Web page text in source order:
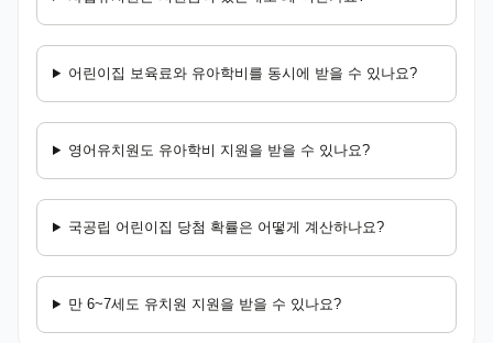
어린이집 보육료와 유아학비를 동시에 받을 수 있나요?
영어유치원도 유아학비 지원을 받을 수 있나요?
국공립 어린이집 당첨 확률은 어떻게 계산하나요?
만 6~7세도 유치원 지원을 받을 수 있나요?